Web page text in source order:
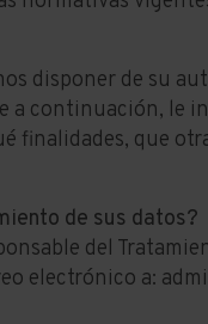
disponer de su
a continuación, le
finalidades, que
de sus datos?
del
electrónico a: